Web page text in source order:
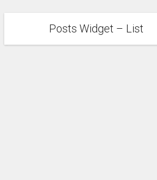
Posts Widget – List